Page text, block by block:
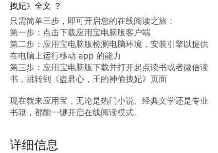
拽妃》全文 ？
只需简单三步，即可开启您的在线阅读之旅：
第一步：点击下载应用宝电脑版客户端
第二步：应用宝电脑版检测电脑环境，安装引擎以提供
在电脑上运行移动 app 的能力
第三步：应用宝电脑版下载并打开起点读书或者微信读
书，跳转到《盗君心，王的神偷拽妃》页面
现在就来应用宝，无论是热门小说、经典文学还是专业
书籍，都能一键开启在线阅读模式。
详细信息